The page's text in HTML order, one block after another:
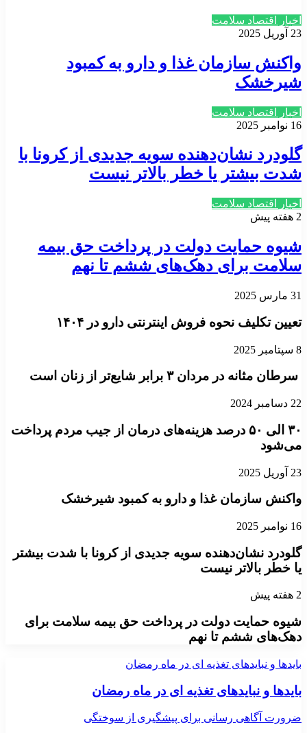
اخبار اقتصاد سلامت
23 آوریل 2025
واکنش سازمان غذا و دارو به کمبود
شیرخشک
اخبار اقتصاد سلامت
16 نوامبر 2025
گلودرد نشان‌دهنده سویه جدیدی از کرونا با
شدت بیشتر یا خطر بالاتر نیست
اخبار اقتصاد سلامت
2 هفته پیش
شیوه حمایت دولت در پرداخت حق بیمه
سلامت برای دهک‌های ششم تا نهم
31 مارس 2025
تعیین تکلیف نحوه فروش اینترنتی دارو در ۱۴۰۴
8 سپتامبر 2025
سرطان مثانه در مردان ۳ برابر شایع‌تر از زنان است
22 دسامبر 2024
۳۰ الی ۵۰ درصد هزینه‌های درمان از جیب مردم پرداخت
می‌شود
23 آوریل 2025
واکنش سازمان غذا و دارو به کمبود شیرخشک
16 نوامبر 2025
گلودرد نشان‌دهنده سویه جدیدی از کرونا با شدت بیشتر
یا خطر بالاتر نیست
2 هفته پیش
شیوه حمایت دولت در پرداخت حق بیمه سلامت برای
دهک‌های ششم تا نهم
بایدها و نبایدهای تغذیه ای در ماه رمضان
بایدها و نبایدهای تغذیه ای در ماه رمضان
ضرورت آگاهی رسانی برای پیشگیری از سوختگی